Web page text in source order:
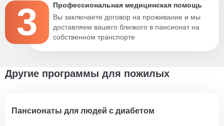
3
Профессиональная медицинская помощь
Вы заключаете договор на проживание и мы
доставляем вашего близкого в пансионат на
собственном транспорте
Другие программы для пожилых
Пансионаты для людей с диабетом